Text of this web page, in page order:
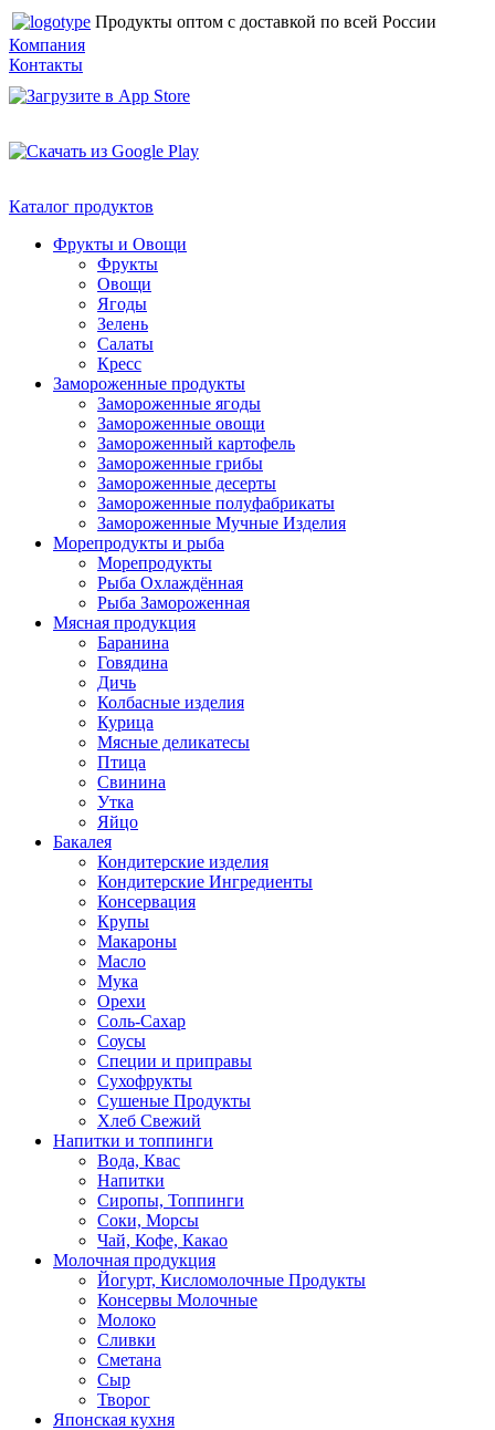
Продукты оптом с доставкой по всей России
Компания
Контакты
Каталог продуктов
Фрукты и Овощи
Фрукты
Овощи
Ягоды
Зелень
Салаты
Кресс
Замороженные продукты
Замороженные ягоды
Замороженные овощи
Замороженный картофель
Замороженные грибы
Замороженные десерты
Замороженные полуфабрикаты
Замороженные Мучные Изделия
Морепродукты и рыба
Морепродукты
Рыба Охлаждённая
Рыба Замороженная
Мясная продукция
Баранина
Говядина
Дичь
Колбасные изделия
Курица
Мясные деликатесы
Птица
Свинина
Утка
Яйцо
Бакалея
Кондитерские изделия
Кондитерские Ингредиенты
Консервация
Крупы
Макароны
Масло
Мука
Орехи
Соль-Сахар
Соусы
Специи и приправы
Сухофрукты
Сушеные Продукты
Хлеб Свежий
Напитки и топпинги
Вода, Квас
Напитки
Сиропы, Топпинги
Соки, Морсы
Чай, Кофе, Какао
Молочная продукция
Йогурт, Кисломолочные Продукты
Консервы Молочные
Молоко
Сливки
Сметана
Сыр
Творог
Японская кухня